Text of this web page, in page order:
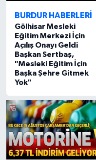
BURDUR HABERLERİ
Gölhisar Mesleki
Eğitim Merkezi İçin
Açılış Onayı Geldi
Başkan Sertbaş,
"Mesleki Eğitim İçin
Başka Şehre Gitmek
Yok"